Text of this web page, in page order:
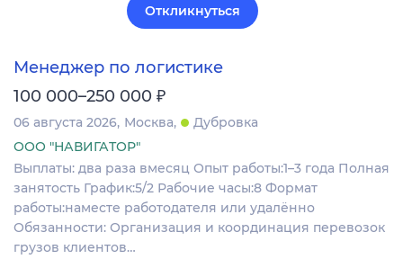
Откликнуться
Менеджер по логистике
100 000–250 000 ₽
06 августа 2026 Москва
Дубровка
ООО "НАВИГАТОР"
Выплаты: два раза вмесяц Опыт работы:1–3 года Полная
занятость График:5/2 Рабочие часы:8 Формат
работы:наместе работодателя или удалённо
Обязанности: Организация и координация перевозок
грузов клиентов…